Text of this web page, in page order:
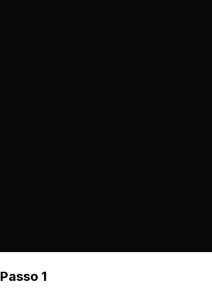
Passo 1